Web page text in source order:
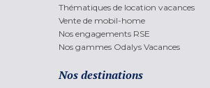
Thématiques de location vacances
Vente de mobil-home
Nos engagements RSE
Nos gammes Odalys Vacances
Nos destinations